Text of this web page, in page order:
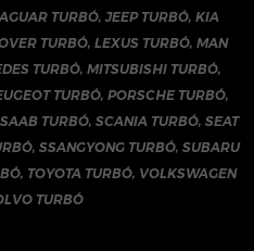
TURBÓ,JEEP TURBÓ,KIA
TURBÓ,LEXUS TURBÓ,MAN
TURBÓ, MITSUBISHI TURBÓ,
TURBÓ, PORSCHE TURBÓ,
SAAB TURBÓ,SCANIA TURBÓ,SEAT
, SSANGYONG TURBÓ, SUBARU
, TOYOTA TURBÓ, VOLKSWAGEN
TURBÓ